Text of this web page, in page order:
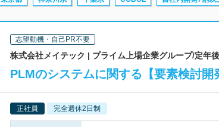
志望動機・自己PR不要
株式会社メイテック | プライム上場企業グループ/定年
PLMのシステムに関する【要素検討開
正社員 完全週休2日制